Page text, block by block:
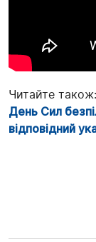
Читайте також:
День Сил
відповідний